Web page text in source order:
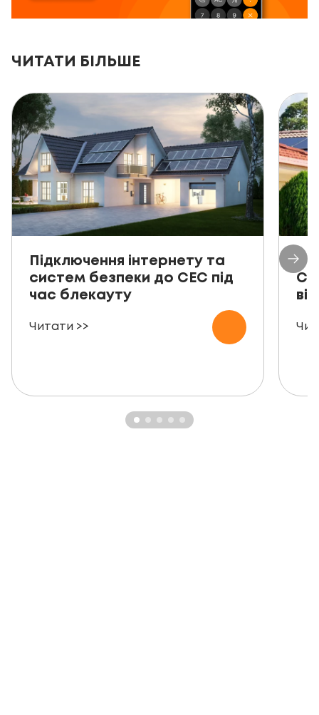
ЧИТАТИ БІЛЬШЕ
Підключення інтернету та
систем безпеки до СЕС під
час блекауту
Читати >>